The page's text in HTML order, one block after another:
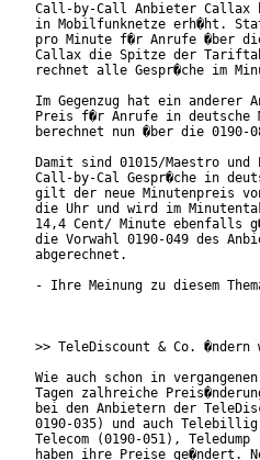
Call-by-Call Anbieter Callax
in Mobilfunknetze erh�ht.
pro Minute f�r Anrufe �ber
Callax die Spitze der
rechnet alle Gespr�che im
Im Gegenzug hat ein anderer
Preis f�r Anrufe in deutsche
berechnet nun �ber die 0190-
Damit sind 01015/Maestro
Call-by-Cal Gespr�che in
gilt der neue Minutenpreis
die Uhr und wird im
14,4 Cent/ Minute ebenfalls
die Vorwahl 0190-049 des
abgerechnet.
- Ihre Meinung zu diesem
>> TeleDiscount & Co.
Wie auch schon in
Tagen zalhreiche
bei den Anbietern der
0190-035) und auch
Telecom (0190-051),
haben ihre Preise ge�ndert.